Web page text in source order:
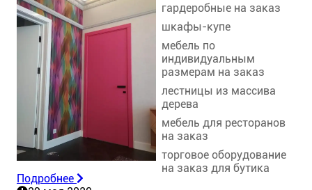
Подробнее
гардеробные на заказ
шкафы-купе
мебель по
индивидуальным
размерам на заказ
лестницы из массива
дерева
мебель для ресторанов
на заказ
торговое оборудование
на заказ для бутика